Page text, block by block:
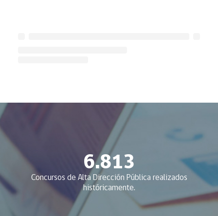
6.813
Concursos de Alta Dirección Pública realizados
históricamente.